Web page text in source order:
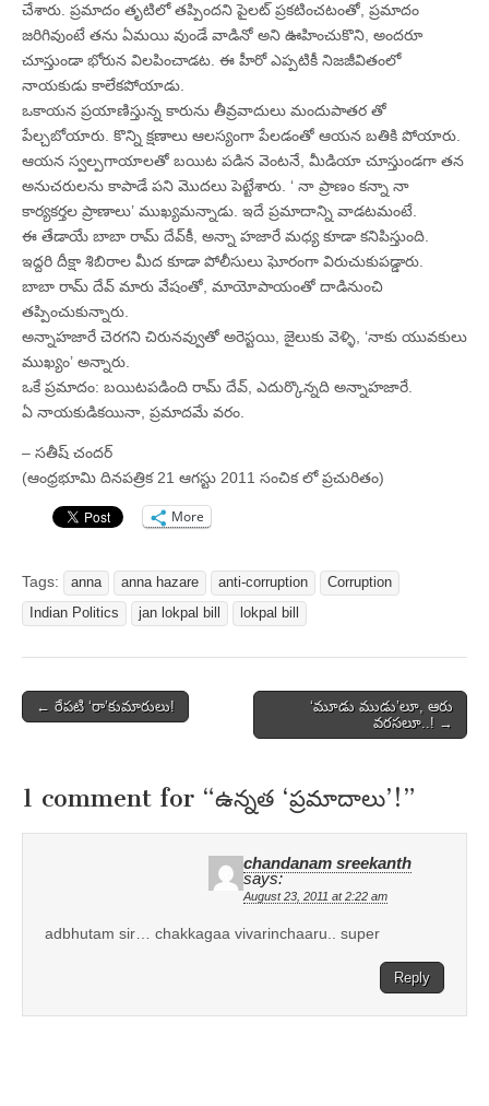
చేశారు. ప్రమాదం తృటిలో తప్పిందని పైలట్‌ ప్రకటించటంతో, ప్రమాదం
జరిగివుంటే తను ఏమయి వుండే వాడినో అని ఊహించుకొని, అందరూ
చూస్తుండా భోరున విలపించాడట. ఈ హీరో ఎప్పటికీ నిజజీవితంలో
నాయకుడు కాలేకపోయాడు.
ఒకాయన ప్రయాణిస్తున్న కారును తీవ్రవాదులు మందుపాతర తో
పేల్చబోయారు. కొన్ని క్షణాలు ఆలస్యంగా పేలడంతో ఆయన బతికి పోయారు.
ఆయన స్వల్పగాయాలతో బయిట పడిన వెంటనే, మీడియా చూస్తుండగా తన
అనుచరులను కాపాడే పని మొదలు పెట్టేశారు. ‘ నా ప్రాణం కన్నా నా
కార్యకర్తల ప్రాణాలు’ ముఖ్యమన్నాడు. ఇదే ప్రమాదాన్ని వాడటమంటే.
ఈ తేడాయే బాబా రామ్‌ దేవ్‌కీ, అన్నా హజారే మధ్య కూడా కనిపిస్తుంది.
ఇద్దరి దీక్షా శిబిరాల మీద కూడా పోలీసులు ఘోరంగా విరుచుకుపడ్డారు.
బాబా రామ్‌ దేవ్‌ మారు వేషంతో, మాయోపాయంతో దాడినుంచి
తప్పించుకున్నారు.
అన్నాహజారే చెరగని చిరునవ్వుతో అరెస్టయి, జైలుకు వెళ్ళి, ‘నాకు యువకులు
ముఖ్యం’ అన్నారు.
ఒకే ప్రమాదం: బయిటపడింది రామ్‌ దేవ్‌, ఎదుర్కొన్నది అన్నాహజారే.
ఏ నాయకుడికయినా, ప్రమాదమే వరం.
– సతీష్‌ చందర్‌
(ఆంధ్రభూమి దినపత్రిక 21 ఆగస్టు 2011 సంచిక లో ప్రచురితం)
More
Tags: anna anna hazare anti-corruption
Corruption
Indian Politics
jan lokpal bill lokpal bill
Post
← రేపటి ‘రా’కుమారులు!
‘మూడు ముడు’లూ, ఆరు
వరసలూ..! →
1 comment for “ఉన్నత ‘ప్రమాదాలు’!”
chandanam sreekanth
says:
August 23, 2011 at 2:22 am
adbhutam sir… chakkagaa vivarinchaaru.. super
Reply